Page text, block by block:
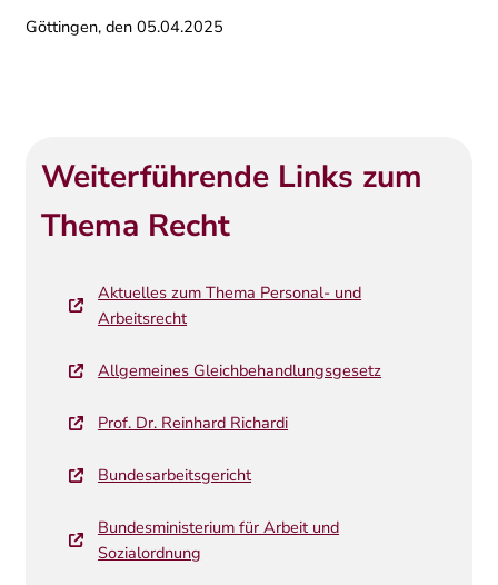
Göttingen, den 05.04.2025
Weiterführende Links zum
Thema Recht
Aktuelles zum Thema Personal- und
Arbeitsrecht
Allgemeines Gleichbehandlungsgesetz
Prof. Dr. Reinhard Richardi
Bundesarbeitsgericht
Bundesministerium für Arbeit und
Sozialordnung